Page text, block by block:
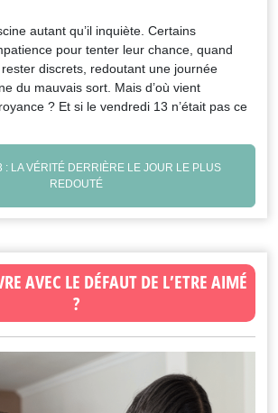
autant qu’il inquiète. Certains
pour tenter leur chance, quand
discrets, redoutant une journée
du mauvais sort. Mais d’où vient
? Et si le vendredi 13 n’était pas ce
: LA VÉRITÉ DERRIÈRE LE JOUR LE PLUS
REDOUTÉ
AVEC LE DÉFAUT DE L’ETRE AIMÉ
?